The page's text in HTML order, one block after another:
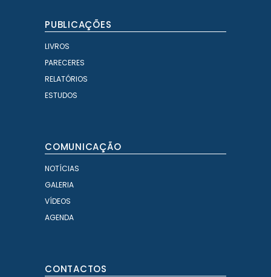
PUBLICAÇÕES
LIVROS
PARECERES
RELATÓRIOS
ESTUDOS
COMUNICAÇÃO
NOTÍCIAS
GALERIA
VÍDEOS
AGENDA
CONTACTOS